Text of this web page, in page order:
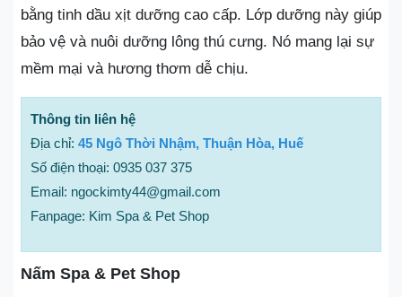
bằng tinh dầu xịt dưỡng cao cấp. Lớp dưỡng này giúp
bảo vệ và nuôi dưỡng lông thú cưng. Nó mang lại sự
mềm mại và hương thơm dễ chịu.
Thông tin liên hệ
Địa chỉ: 45 Ngô Thời Nhậm, Thuận Hòa, Huế
Số điện thoại: 0935 037 375
Email: ngockimty44@gmail.com
Fanpage: Kim Spa & Pet Shop
Nấm Spa & Pet Shop